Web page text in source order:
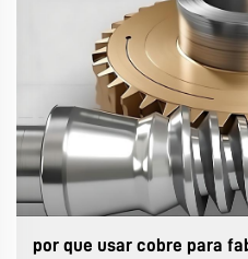
por que usar cobre para